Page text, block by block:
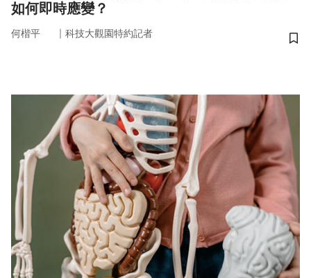
如何即時應變？
何楷平 ｜ 科技大觀園特約記者
儲